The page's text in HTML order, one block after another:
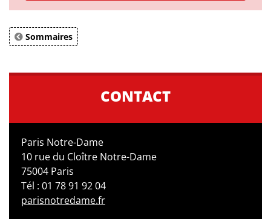
Sommaires
CONTACT
Paris Notre-Dame
10 rue du Cloître Notre-Dame
75004 Paris
Tél : 01 78 91 92 04
parisnotredame.fr